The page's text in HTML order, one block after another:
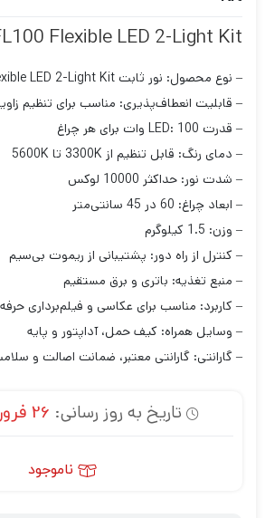
Flexible LED 2-Light Kit
– نوع محصول: نور ثابت Godox FL100 Flexible LED 2-Light Kit
– قابلیت انعطاف‌پذیری: مناسب برای تنظیم
– قدرت LED: 100 وات برای هر چراغ
– دمای رنگ: قابل تنظیم از 3300K تا 5600K
– شدت نور: حداکثر 10000 لوکس
– ابعاد چراغ: 60 در 45 سانتی‌متر
– وزن: 1.5 کیلوگرم
– کنترل از راه دور: پشتیبانی از ریموت بی‌سیم
– منبع تغذیه: باتری و برق مستقیم
– کاربرد: مناسب برای عکاسی و فیلم‌برداری
– وسایل همراه: کیف حمل، آداپتور و پایه
– گارانتی: گارانتی معتبر، ضمانت اصالت و
تاریخ به روز رسانی: 26 فروردین 1404
ناموجود